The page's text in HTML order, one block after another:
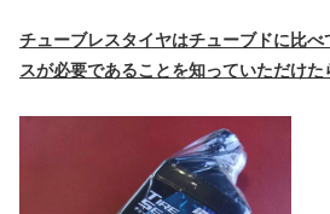
チューブレスタイヤはチューブドに比
スが必要であることを知っていただけた